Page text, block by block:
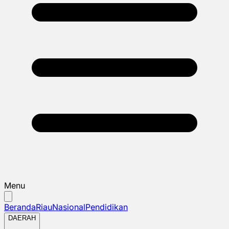
Menu
BerandaRiauNasionalPendidikan
DAERAH